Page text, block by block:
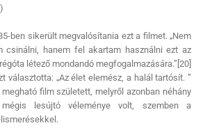
ben sikerült megvalósítania ezt a filmet. „Nem
csinálni, hanem fel akartam használni ezt az
létező mondandó megfogalmazására.”[20]
választotta: „Az élet elemész, a halál tartósít. ”
film született, melyről azonban néhány
lesújtó véleménye volt, szemben a